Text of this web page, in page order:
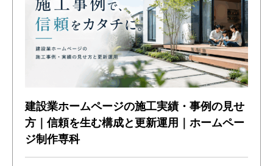
建設業ホームページの施工実績・事例の見せ
方｜信頼を生む構成と更新運用｜ホームペー
ジ制作専科